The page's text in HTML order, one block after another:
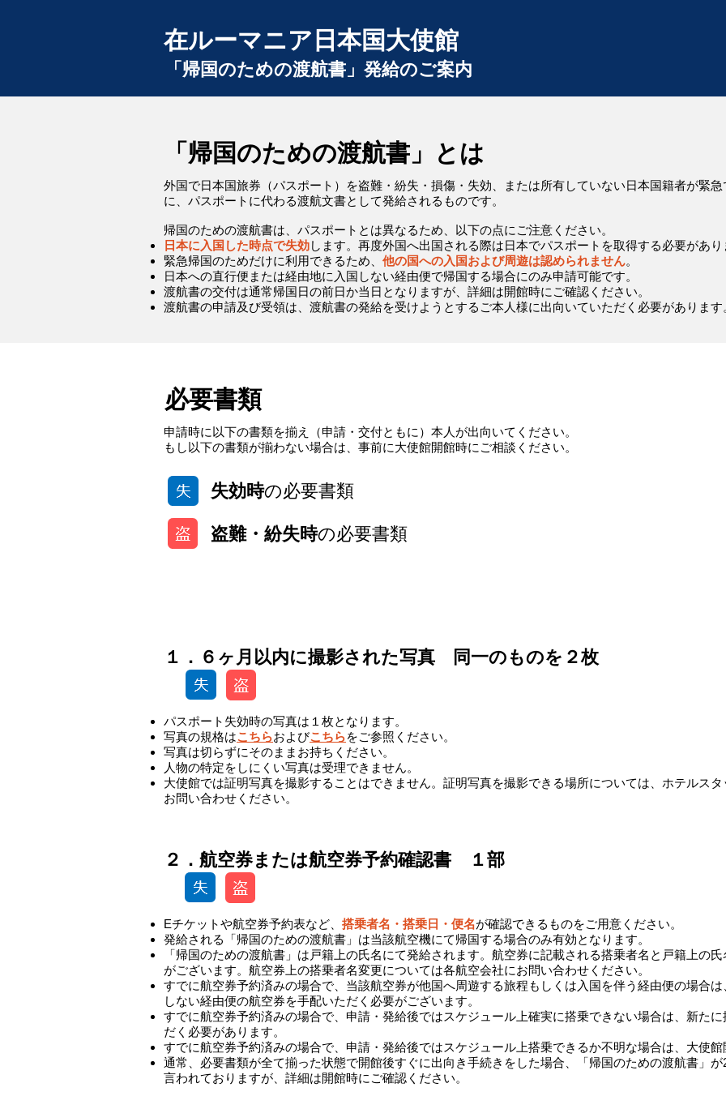
在ルーマニア日本国大使館
「帰国のための渡航書」発給のご案内
「帰国のための渡航書」とは
外国で日本国旅券（パスポート）を盗難・紛失・損傷・失効、または所有していない日本国籍者が緊
に、パスポートに代わる渡航文書として発給されるものです。
帰国のための渡航書は、パスポートとは異なるため、以下の点にご注意ください。
日本に入国した時点で失効します。​​再度外国へ出国される際は日本でパスポートを取得する必要があり
緊急帰国のためだけに利用できるため、 他の国への入国および周遊は認められません。
日本への直行便または経由地に入国しない経由便で帰国する場合にのみ申請可能です。
渡航書の交付は通常帰国日の前日か当日となりますが、詳細は開館時にご確認ください。
渡航書の申請及び受領は、渡航書の発給を受けようとするご本人様に出向いていただく必要があります
必要書類
申請時に以下の書類を揃え（申請・交付ともに）本人が出向いてください。
もし以下の書類が揃わない場合は、事前に大使館開館時にご相談ください。
失効時の必要書類
盗難・紛失時の必要書類
１．６ヶ月以内に撮影された写真 同一のものを２枚
パスポート失効時の写真は１枚となります。
写真の規格はこちらおよびこちらをご参照ください。
写真は切らずにそのままお持ちください。
人物の特定をしにくい写真は受理できません。
大使館では証明写真を撮影することはできません。証明写真を撮影できる場所については、ホテルス
お問い合わせください。
​２．航空券または航空券予約確認書 １部
Eチケットや航空券予約表など、 搭乗者名・搭乗日・便名が確認できるものをご用意ください。
発給される「帰国のための渡航書」は当該航空機にて帰国する場合のみ有効となります。
「帰国のための渡航書」は戸籍上の氏名にて発給されます。航空券に記載される搭乗者名と戸籍上の
がございます。航空券上の搭乗者名変更については各航空会社にお問い合わせください。
すでに航空券予約済みの場合で、当該航空券が他国へ周遊する旅程もしくは入国を伴う経由便の場合
しない経由便の航空券を手配いただく必要がございます。
すでに航空券予約済みの場合で、申請・発給後ではスケジュール上確実に搭乗できない場合は、新た
だく必要があります。
すでに航空券予約済みの場合で、申請・発給後ではスケジュール上搭乗できるか不明な場合は、大使
通常、必要書類が全て揃った状態で開館後すぐに出向き手続きをした場合、「帰国のための渡航書」
言われておりますが、詳細は開館時にご確認ください。